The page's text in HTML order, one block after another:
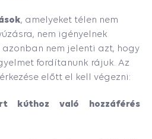
, amelyeket télen nem
nem igényelnek
azonban nem jelenti azt, hogy
fordítanunk rájuk. Az
előtt el kell végezni:
kúthoz való hozzáférés